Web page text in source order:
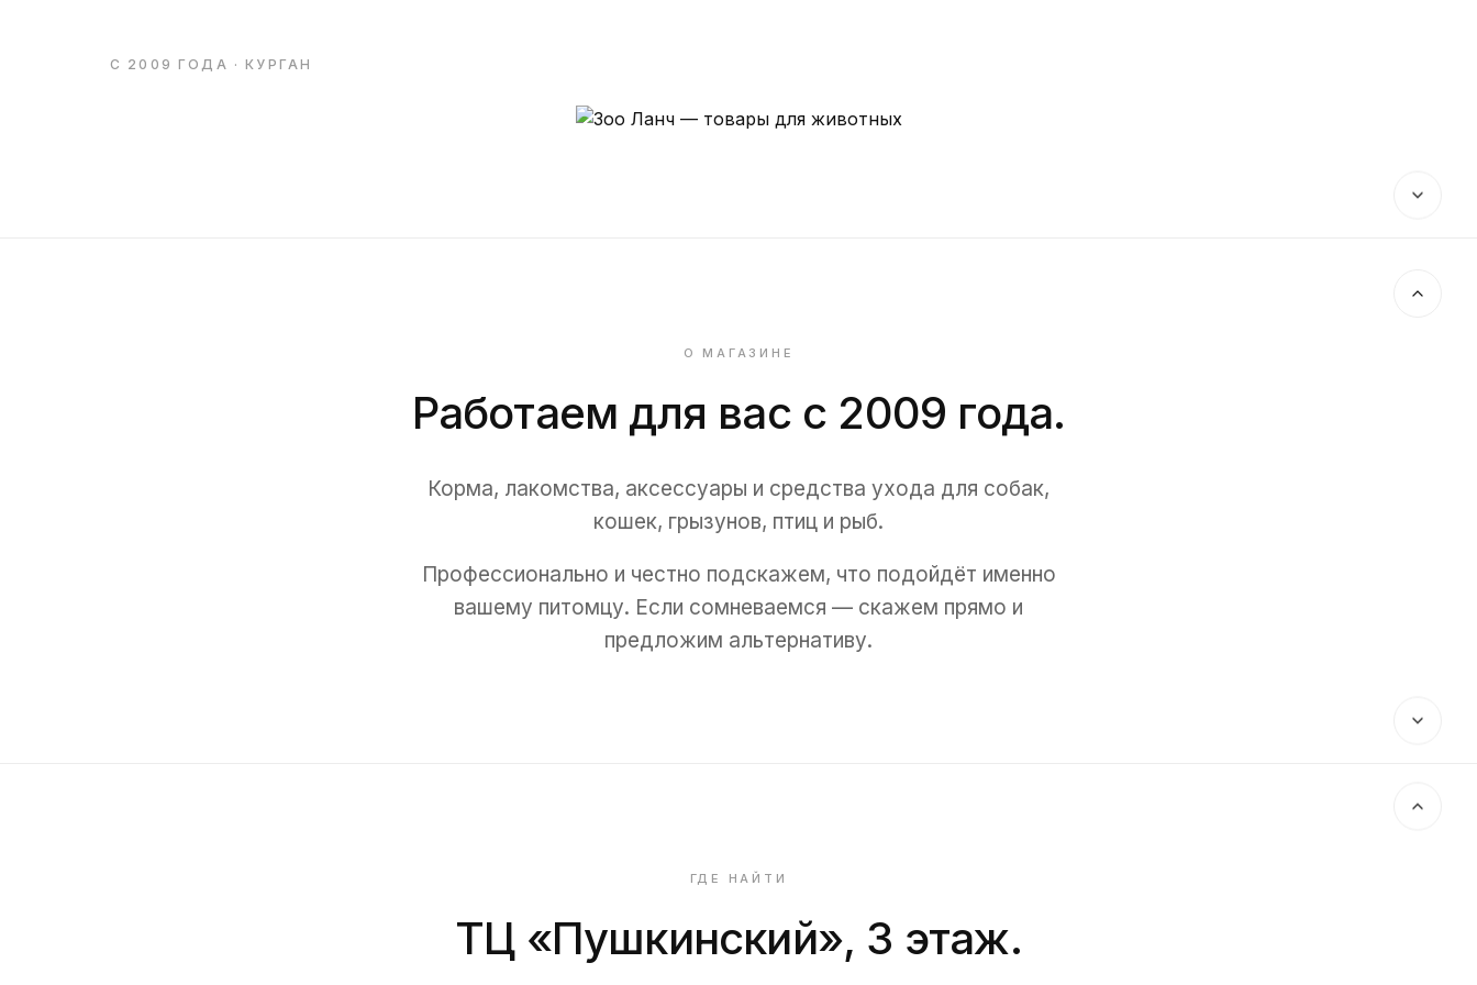
Зоо
в
С 2009 ГОДА · КУРГАН
О МАГАЗИНЕ
Работаем для вас с 2009 года.
Корма, лакомства, аксессуары и средства ухода для собак,
кошек, грызунов, птиц и рыб.
Профессионально и честно подскажем, что подойдёт именно
вашему питомцу. Если сомневаемся — скажем прямо и
предложим альтернативу.
ГДЕ НАЙТИ
ТЦ «Пушкинский», 3 этаж.